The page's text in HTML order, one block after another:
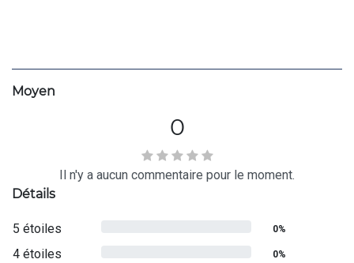
Moyen
0
Il n'y a aucun commentaire pour le moment.
Détails
5 étoiles 0%
4 étoiles 0%